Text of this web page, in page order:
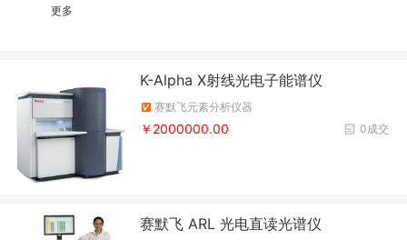
更多
K-Alpha X射线光电子能谱仪
赛默飞元素分析仪器
0成交
￥2000000.00
赛默飞 ARL 光电直读光谱仪